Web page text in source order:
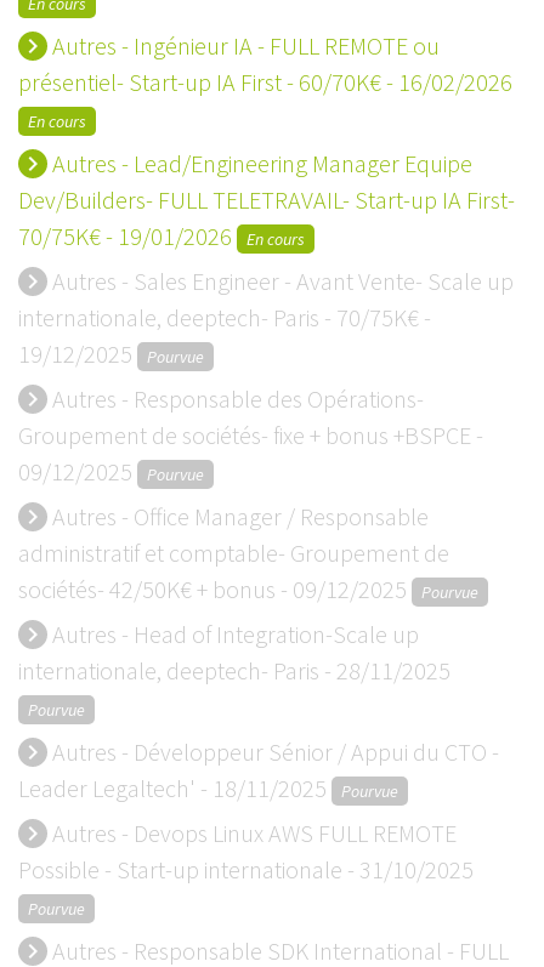
keyboard_arrow_rightAutres - Ingénieur IA - FULL REMOTE ou
présentiel- Start-up IA First - 60/70K€ - 16/02/2026
En cours
keyboard_arrow_rightAutres - Lead/Engineering Manager Equipe
Dev/Builders- FULL TELETRAVAIL- Start-up IA First-
70/75K€ - 19/01/2026
En cours
keyboard_arrow_rightAutres - Sales Engineer - Avant Vente- Scale up
internationale, deeptech- Paris - 70/75K€ -
19/12/2025
Pourvue
keyboard_arrow_rightAutres - Responsable des Opérations-
Groupement de sociétés- fixe + bonus +BSPCE -
09/12/2025
Pourvue
keyboard_arrow_rightAutres - Office Manager / Responsable
administratif et comptable- Groupement de
sociétés- 42/50K€ + bonus - 09/12/2025
Pourvue
keyboard_arrow_rightAutres - Head of Integration-Scale up
internationale, deeptech- Paris - 28/11/2025
Pourvue
keyboard_arrow_rightAutres - Développeur Sénior / Appui du CTO -
Leader Legaltech' - 18/11/2025
Pourvue
keyboard_arrow_rightAutres - Devops Linux AWS FULL REMOTE
Possible - Start-up internationale - 31/10/2025
Pourvue
keyboard_arrow_rightAutres - Responsable SDK International - FULL